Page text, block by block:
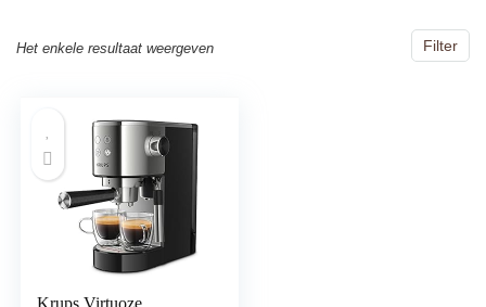
Filter
Het enkele resultaat weergeven
Krups Virtuoze